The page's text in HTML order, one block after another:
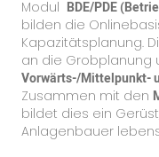
Modul BDE/PDE
bilden die
Kapazitätsplanung.
an die Grobplanung
Vorwärts-/Mittelpunkt-
Zusammen mit den
bildet dies ein
Anlagenbauer